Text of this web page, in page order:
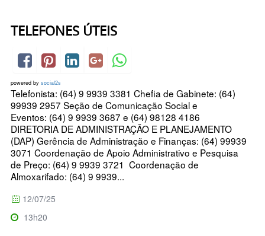
TELEFONES ÚTEIS
powered by social2s
Telefonista: (64) 9 9939 3381 Chefia de Gabinete: (64)
99939 2957 Seção de Comunicação Social e
Eventos: (64) 9 9939 3687 e (64) 98128 4186
DIRETORIA DE ADMINISTRAÇÃO E PLANEJAMENTO
(DAP) Gerência de Administração e Finanças: (64) 99939
3071 Coordenação de Apoio Administrativo e Pesquisa
de Preço: (64) 9 9939 3721 Coordenação de
Almoxarifado: (64) 9 9939...
12/07/25
13h20